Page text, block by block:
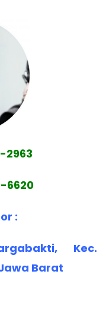
2963
6620
:
Kec.
Barat